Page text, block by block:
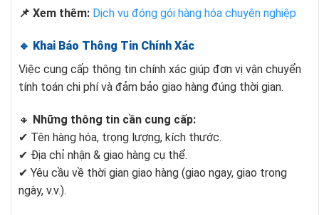
📌 Xem thêm: Dịch vụ đóng gói hàng hóa chuyên nghiệp
🔹 Khai Báo Thông Tin Chính Xác
Việc cung cấp thông tin chính xác giúp đơn vị vận chuyển
tính toán chi phí và đảm bảo giao hàng đúng thời gian.
🔸 Những thông tin cần cung cấp:
✔ Tên hàng hóa, trọng lượng, kích thước.
✔ Địa chỉ nhận & giao hàng cụ thể.
✔ Yêu cầu về thời gian giao hàng (giao ngay, giao trong
ngày, v.v.).